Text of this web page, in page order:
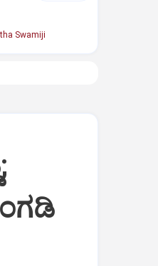
Swamiji